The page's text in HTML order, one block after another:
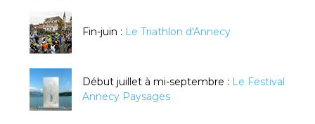
Fin-juin : Le Triathlon d'Annecy
Début juillet à mi-septembre : Le Festival
Annecy Paysages